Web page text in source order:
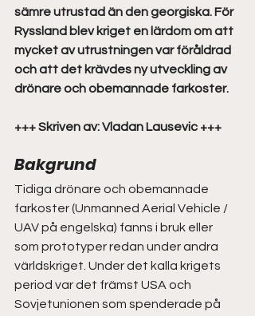
sämre utrustad än den georgiska. För
Ryssland blev kriget en lärdom om att
mycket av utrustningen var föråldrad
och att det krävdes ny utveckling av
drönare och obemannade farkoster.
+++ Skriven av: Vladan Lausevic +++
Bakgrund
Tidiga drönare och obemannade
farkoster (Unmanned Aerial Vehicle /
UAV på engelska) fanns i bruk eller
som prototyper redan under andra
världskriget. Under det kalla krigets
period var det främst USA och
Sovjetunionen som spenderade på